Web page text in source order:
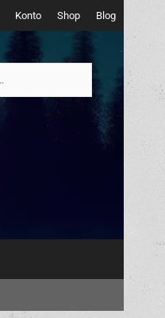
Konto Shop Blog